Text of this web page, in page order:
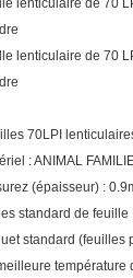
lenticulaire de 70
lenticulaire de 70
70LPI
: ANIMAL
(épaisseur) :
standard de
standard (feuilles